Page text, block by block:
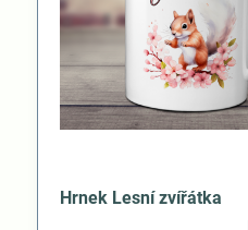
Hrnek Lesní zvířátka